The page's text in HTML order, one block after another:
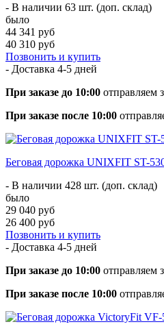
- В наличии 63 шт. (доп. склад)
было
44 341 руб
40 310 руб
Позвонить и купить
- Доставка 4-5 дней
При заказе до 10:00 отправляем
При заказе после 10:00
Беговая дорожка UNIXFIT ST-
- В наличии 428 шт. (доп. склад)
было
29 040 руб
26 400 руб
Позвонить и купить
- Доставка 4-5 дней
При заказе до 10:00 отправляем
При заказе после 10:00